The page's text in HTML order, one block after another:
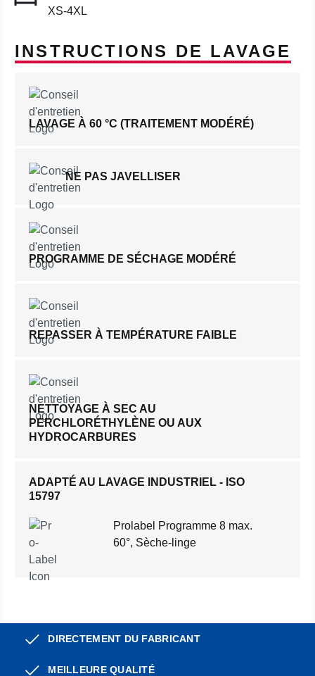
XS-4XL
INSTRUCTIONS DE LAVAGE
LAVAGE À 60 °C (TRAITEMENT MODÉRÉ)
NE PAS JAVELLISER
PROGRAMME DE SÉCHAGE MODÉRÉ
REPASSER À TEMPÉRATURE FAIBLE
NETTOYAGE À SEC AU
PERCHLORÉTHYLÈNE OU AUX
HYDROCARBURES
ADAPTÉ AU LAVAGE INDUSTRIEL - ISO
15797
Prolabel Programme 8 max.
60°, Sèche-linge
DIRECTEMENT DU FABRICANT
MEILLEURE QUALITÉ